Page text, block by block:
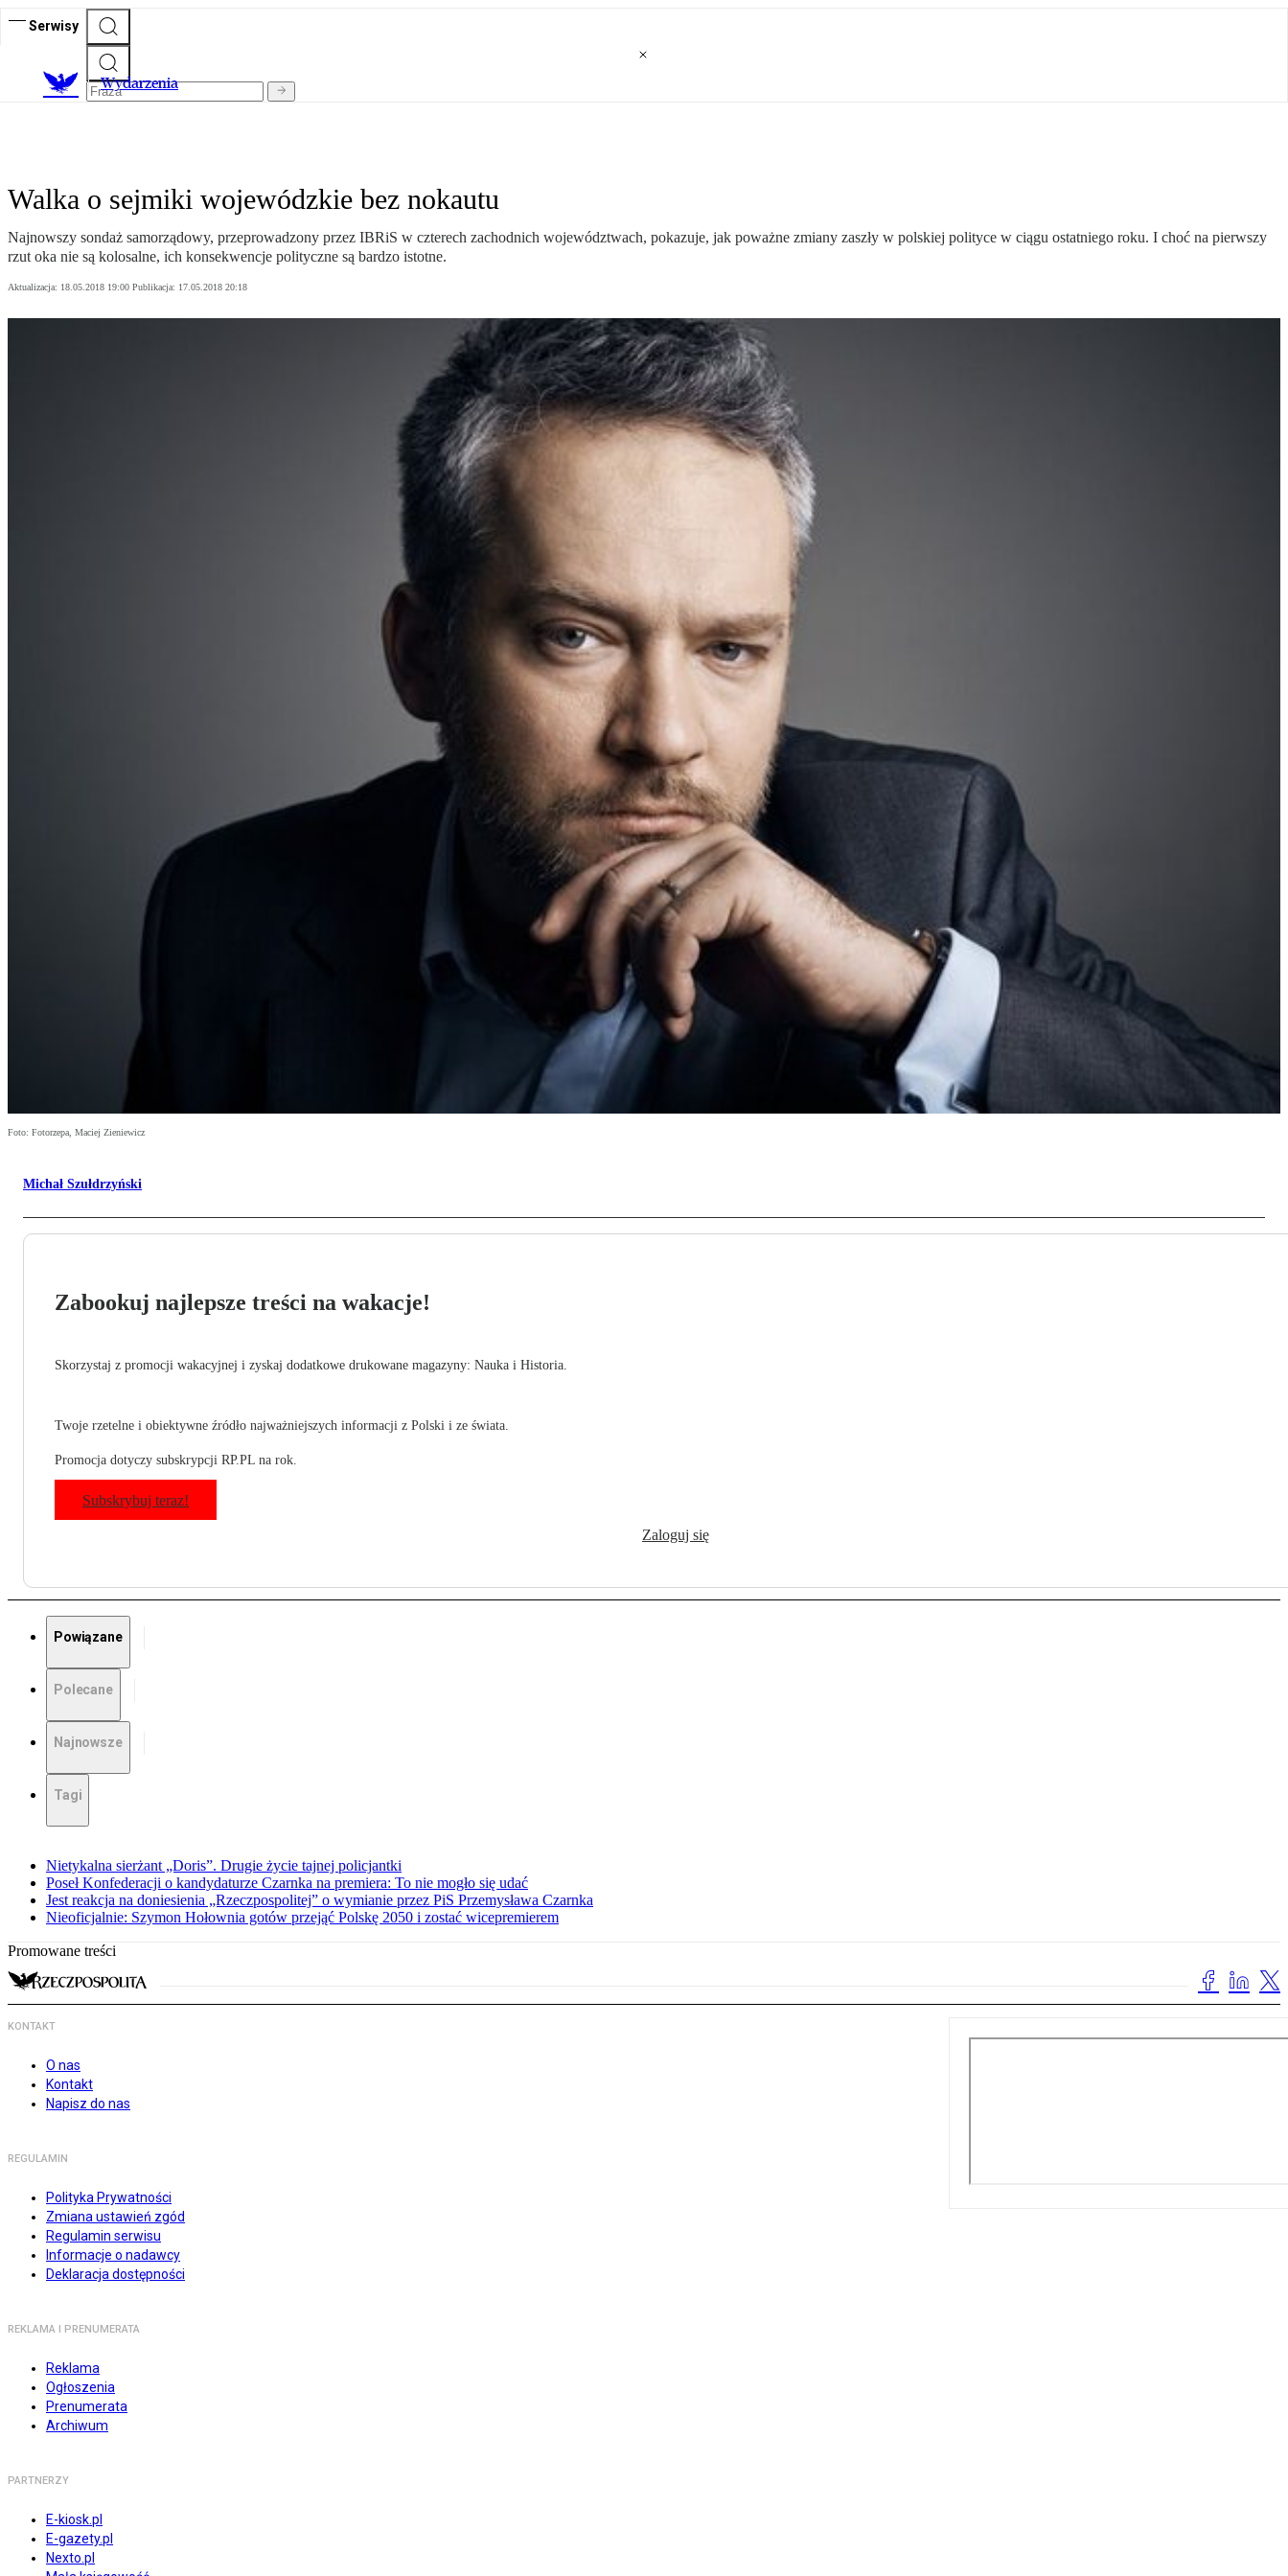
Serwisy
Wydarzenia
Walka o sejmiki wojewódzkie bez nokautu
Najnowszy sondaż samorządowy, przeprowadzony przez IBRiS w czterech zachodnich województwach, pokazuje, jak poważne zmiany zaszły w polskiej polityce w ciągu ostatniego roku. I choć na pierwszy
rzut oka nie są kolosalne, ich konsekwencje polityczne są bardzo istotne.
Aktualizacja: 18.05.2018 19:00 Publikacja: 17.05.2018 20:18
Foto: Fotorzepa, Maciej Zieniewicz
Michał Szułdrzyński
Zabookuj najlepsze treści na wakacje!
Skorzystaj z promocji wakacyjnej i zyskaj dodatkowe drukowane magazyny: Nauka i Historia.
Twoje rzetelne i obiektywne źródło najważniejszych informacji z Polski i ze świata.
Promocja dotyczy subskrypcji RP.PL na rok.
Subskrybuj teraz!
Zaloguj się
Powiązane
Polecane
Najnowsze
Tagi
Nietykalna sierżant „Doris”. Drugie życie tajnej policjantki
Poseł Konfederacji o kandydaturze Czarnka na premiera: To nie mogło się udać
Jest reakcja na doniesienia „Rzeczpospolitej” o wymianie przez PiS Przemysława Czarnka
Nieoficjalnie: Szymon Hołownia gotów przejąć Polskę 2050 i zostać wicepremierem
Promowane treści
KONTAKT
O nas
Kontakt
Napisz do nas
REGULAMIN
Polityka Prywatności
Zmiana ustawień zgód
Regulamin serwisu
Informacje o nadawcy
Deklaracja dostępności
REKLAMA I PRENUMERATA
Reklama
Ogłoszenia
Prenumerata
Archiwum
PARTNERZY
E-kiosk.pl
E-gazety.pl
Nexto.pl